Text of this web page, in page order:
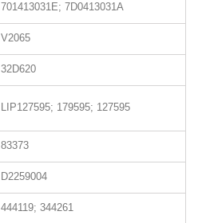
701413031E; 7D0413031A
V2065
32D620
LIP127595; 179595; 127595
83373
D2259004
444119; 344261